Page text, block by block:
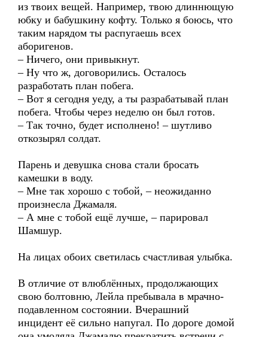
из твоих вещей. Например, твою длиннющую
юбку и бабушкину кофту. Только я боюсь, что
таким нарядом ты распугаешь всех
аборигенов.
– Ничего, они привыкнут.
– Ну что ж, договорились. Осталось
разработать план побега.
– Вот я сегодня уеду, а ты разрабатывай план
побега. Чтобы через неделю он был готов.
– Так точно, будет исполнено! – шутливо
откозырял солдат.
Парень и девушка снова стали бросать
камешки в воду.
– Мне так хорошо с тобой, – неожиданно
произнесла Джамаля.
– А мне с тобой ещё лучше, – парировал
Шамшур.
На лицах обоих светилась счастливая улыбка.
В отличие от влюблённых, продолжающих
свою болтовню, Лейла пребывала в мрачно-
подавленном состоянии. Вчерашний
инцидент её сильно напугал. По дороге домой